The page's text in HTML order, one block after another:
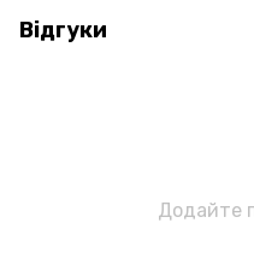
Відгуки
Додайте